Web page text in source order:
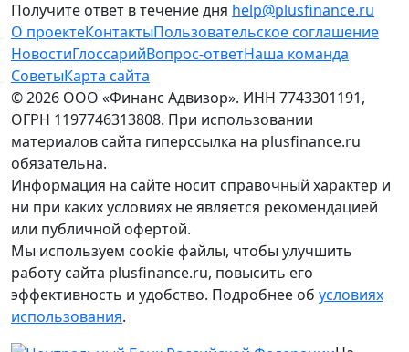
Получите ответ в течение дня help@plusfinance.ru
О проектеКонтактыПользовательское соглашение
НовостиГлоссарийВопрос-ответНаша команда
СоветыКарта сайта
© 2026 ООО «Финанс Адвизор». ИНН 7743301191,
ОГРН 1197746313808. При использовании
материалов сайта гиперссылка на plusfinance.ru
обязательна.
Информация на сайте носит справочный характер и
ни при каких условиях не является рекомендацией
или публичной офертой.
Мы используем cookie файлы, чтобы улучшить
работу сайта plusfinance.ru, повысить его
эффективность и удобство. Подробнее об условиях
использования.